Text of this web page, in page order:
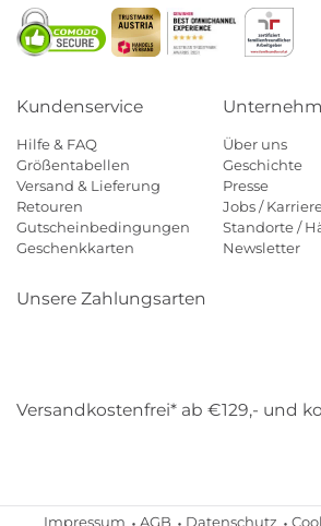
Kundenservice
Hilfe & FAQ
Größentabellen
Versand & Lieferung
Retouren
Gutscheinbedingungen
Geschenkkarten
Über uns
Geschichte
Presse
Jobs /
Standorte /
Newsletter
Unsere Zahlungsarten
Versandkostenfrei* ab €129,- und
Impressum AGB Datenschutz